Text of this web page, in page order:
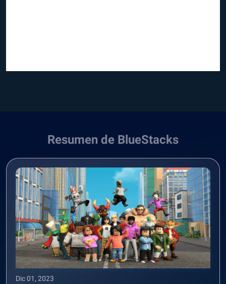
Resumen de BlueStacks
Dic 01, 2023